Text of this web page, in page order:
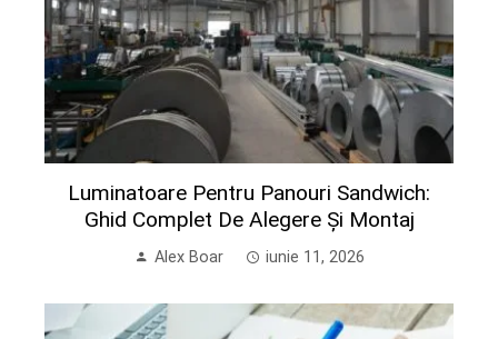
Luminatoare Pentru Panouri Sandwich:
Ghid Complet De Alegere Și Montaj
Alex Boar iunie 11, 2026